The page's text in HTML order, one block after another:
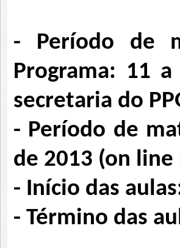
- Período de
Programa: 11
secretaria do
- Período de
de 2013 (on line
- Início das
- Término das